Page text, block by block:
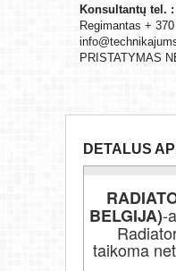
Konsultantų tel. :
Regimantas +
PRISTATYMAS
DETALUS
BELGIJA)-
taikoma